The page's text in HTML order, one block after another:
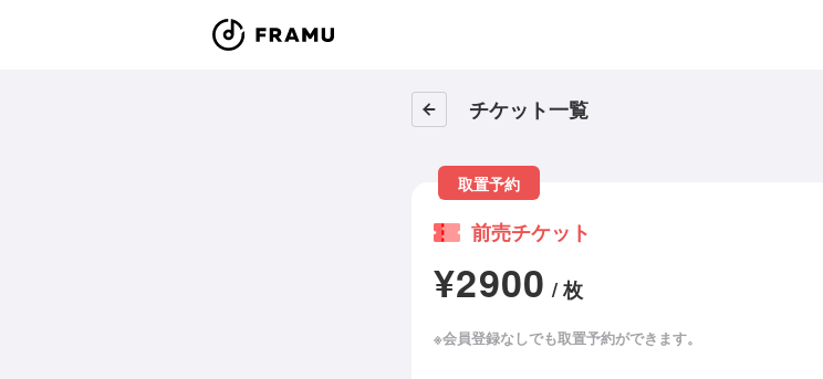
チケット一覧
取置予約
前売チケット
¥2900 / 枚
※会員登録なしでも取置予約ができます。